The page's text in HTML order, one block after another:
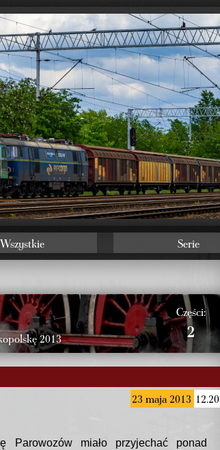
Wszystkie Serie
2013
Części:
2
23 maja 2013 12.20
Parowozów miało przyjechać ponad